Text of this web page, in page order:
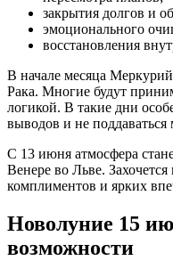
закрытия долгов и
эмоционального
восстановления
В начале месяца
Рака. Многие будут
логикой. В такие дни
выводов и не
С 13 июня атмосфера
Венере во Льве.
комплиментов и ярких
Новолуние 15
возможности